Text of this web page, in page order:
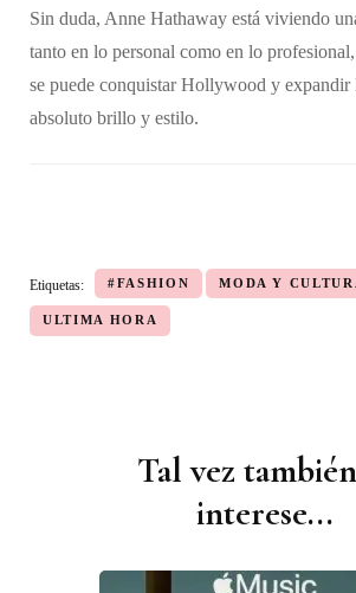
Sin duda, Anne Hathaway está viviendo
tanto en lo personal como en lo
se puede conquistar Hollywood y expandir
absoluto brillo y estilo.
Etiquetas: #FASHION MODA Y
ULTIMA HORA
Tal vez
interese...